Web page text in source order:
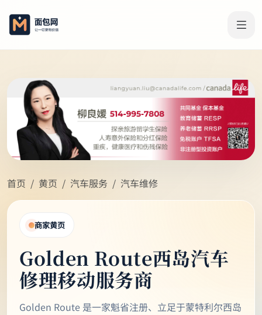
首页 黄页 汽车服务 汽车维修
商家黄页
Golden Route西岛汽车
修理移动服务商
Golden Route 是一家魁省注册、立足于蒙特利尔西岛